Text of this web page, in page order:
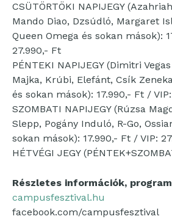
CSÜTÖRTÖKI NAPIJEGY
Mando Diao, Dzsúdló, Margaret
Queen Omega és sokan mások):
27.990,- Ft
PÉNTEKI NAPIJEGY (Dimitri
Majka, Krúbi, Elefánt, Csík
és sokan mások): 17.990,- Ft /
SZOMBATI NAPIJEGY (Rúzsa
Slepp, Pogány Induló, R-Go,
sokan mások): 17.990,- Ft / VIP:
HÉTVÉGI JEGY
Részletes információk,
campusfesztival.hu
facebook.com/campusfesztival